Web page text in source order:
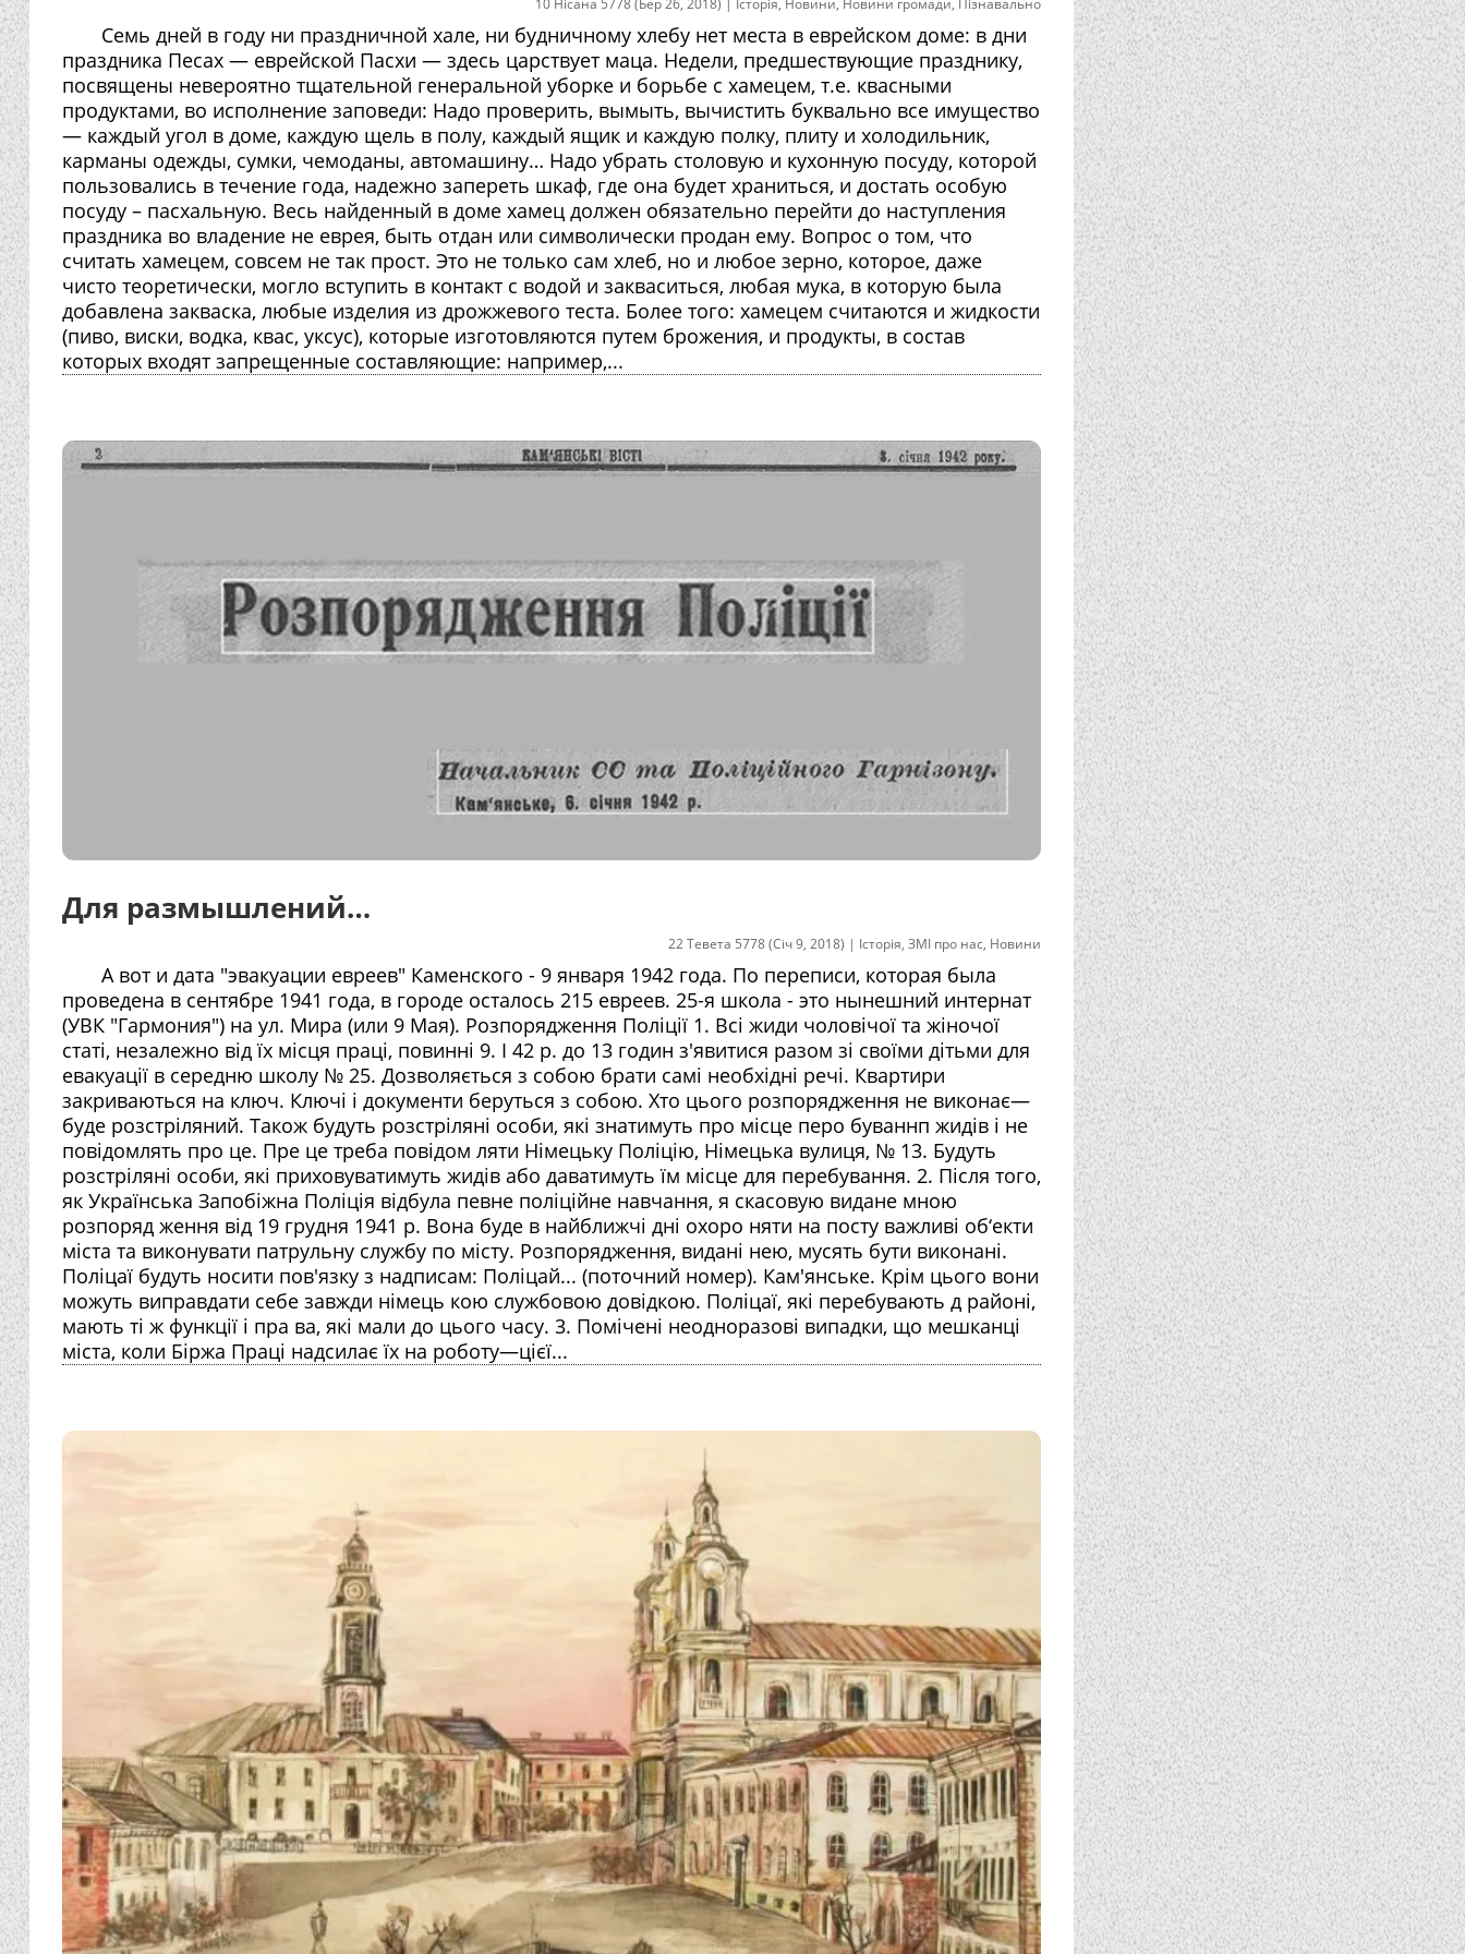
Cемь дней в году ни праздничной хале, ни будничному хлебу нет места в еврейском доме: в дни
праздника Песах — еврейской Пасхи — здесь царствует маца. Недели, предшествующие празднику,
посвящены невероятно тщательной генеральной уборке и борьбе с хамецем, т.е. квасными
продуктами, во исполнение заповеди: Надо проверить, вымыть, вычистить буквально все имущество
— каждый угол в доме, каждую щель в полу, каждый ящик и каждую полку, плиту и холодильник,
карманы одежды, сумки, чемоданы, автомашину… Надо убрать столовую и кухонную посуду, которой
пользовались в течение года, надежно запереть шкаф, где она будет храниться, и достать особую
посуду – пасхальную. Весь найденный в доме хамец должен обязательно перейти до наступления
праздника во владение не еврея, быть отдан или символически продан ему. Вопрос о том, что
считать хамецем, совсем не так прост. Это не только сам хлеб, но и любое зерно, которое, даже
чисто теоретически, могло вступить в контакт с водой и закваситься, любая мука, в которую была
добавлена закваска, любые изделия из дрожжевого теста. Более того: хамецем считаются и жидкости
(пиво, виски, водка, квас, уксус), которые изготовляются путем брожения, и продукты, в состав
которых входят запрещенные составляющие: например,...
Для размышлений…
22 Тевета 5778 (Січ 9, 2018) | Історія, ЗМІ про нас, Новини
А вот и дата "эвакуации евреев" Каменского - 9 января 1942 года. По переписи, которая была
проведена в сентябре 1941 года, в городе осталось 215 евреев. 25-я школа - это нынешний интернат
(УВК "Гармония") на ул. Мира (или 9 Мая). Розпорядження Поліції 1. Всі жиди чоловічої та жіночої
статі, незалежно від їх місця праці, повинні 9. І 42 р. до 13 годин з'явитися разом зі своїми дітьми для
евакуації в середню школу № 25. Дозволяється з собою брати самі необхідні речі. Квартири
закриваються на ключ. Ключі і документи беруться з собою. Хто цього розпорядження не виконає—
буде розстріляний. Також будуть розстріляні особи, які знатимуть про місце перо буваннп жидів і не
повідомлять про це. Пре це треба повідом ляти Німецьку Поліцію, Німецька вулиця, № 13. Будуть
розстріляні особи, які приховуватимуть жидів або даватимуть їм місце для перебування. 2. Після того,
як Українська Запобіжна Поліція відбула певне поліційне навчання, я скасовую видане мною
розпоряд ження від 19 грудня 1941 р. Вона буде в найближчі дні охоро няти на посту важливі об‘екти
міста та виконувати патрульну службу по місту. Розпорядження, видані нею, мусять бути виконані.
Поліцаї будуть носити пов'язку з надписам: Поліцай... (поточний номер). Кам'янське. Крім цього вони
можуть виправдати себе завжди німець кою службовою довідкою. Поліцаї, які перебувають д районі,
мають ті ж функції і пра ва, які мали до цього часу. 3. Помічені неодноразові випадки, що мешканці
міста, коли Біржа Праці надсилає їх на роботу—цієї...